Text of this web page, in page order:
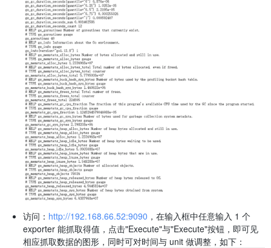
访问： http://192.168.66.52:9090 ，在输入框中任意输入 1 个
exporter 能抓取得值，点击"Execute"与"Execute"按钮，即可见
相应抓取数据的图形，同时可对时间与 unit 做调整，如下：